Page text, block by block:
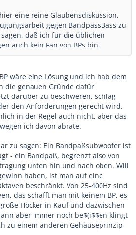
eine reine Glaubensdiskussion,
gegen BandpassBass zu
daß ich für die üblichen
auch kein Fan von BPs bin.
wäre eine Lösung und ich hab dem
die genauen Gründe dafür
darüber zu beschweren, schlag
den Anforderungen gerecht wird.
in der Regel auch nicht, aber das
ich davon abrate.
zu sagen: Ein Bandpaßsubwoofer ist
- ein Bandpaß, begrenzt also von
unten hin und nach oben. Will
haben, ist man auf eine
beschränkt. Von 25-400Hz sind
das schafft man mit keinem BP, es
Höcker in Kauf und dazwischen
aber immer noch be$(i$$en klingt
zu einem anderen Gehäuseprinzip